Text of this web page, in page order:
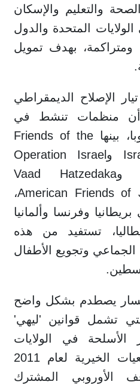
والتعليم والإسكان
المتحدة والدول
ومتراكمة، بهدف تمويل
الإصلاح الديمقراطي
منظمات تنشط في
الولايات المتحدة وأوروبا، بينها Friends of the
Israel Defense Forces وOperation Israel
وYashar LaChayal وVaad Hatzedaka
وAmerican Friends of Judea and Samaria،
وفرنسا وألمانيا
تستفيد من هذه
الجماعي وتجويع الأطفال
يصطدم بشكل واضح
تشمل قوانين 'ليهي'
الأسلحة في الولايات
المتحدة، وقانون الجمعيات الخيرية لعام 2011
الأوروبي المشترك